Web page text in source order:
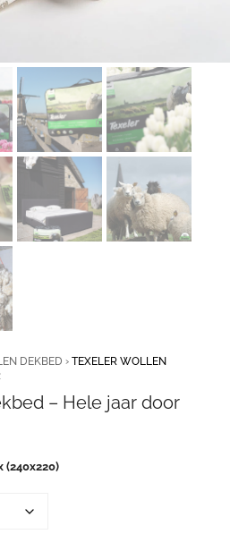
DEKBED › TEXELER WOLLEN
– Hele jaar door
(240x220)